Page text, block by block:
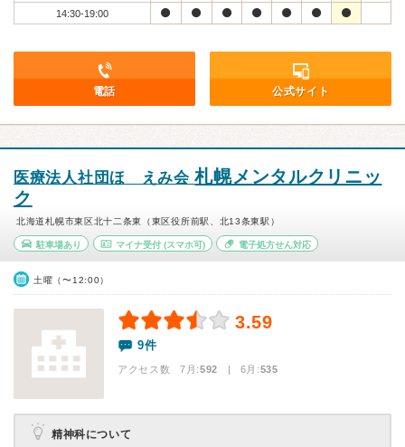
14:30-19:00
電話 公式サイト
医療法人社団ほゝえみ会札幌メンタルクリニッ
ク
北海道札幌市東区北十二条東（東区役所前駅、北13条東駅）
駐車場あり マイナ受付(スマホ可) 電子処方せん対応
土曜（〜12:00）
3.59
9件
アクセス数 7月:592 | 6月:535
精神科について